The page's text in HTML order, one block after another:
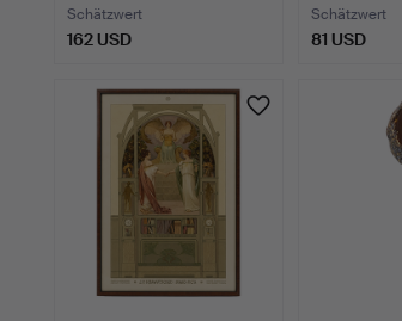
Schätzwert
162 USD
Schätzwert
81 USD